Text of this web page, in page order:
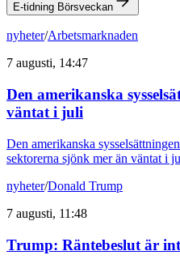
E-tidning Börsveckan
nyheter/Arbetsmarknaden
7 augusti, 14:47
Den amerikanska
väntat i juli
Den amerikanska
sektorerna sjönk mer än väntat i
nyheter/Donald Trump
7 augusti, 11:48
Trump: Räntebeslut är